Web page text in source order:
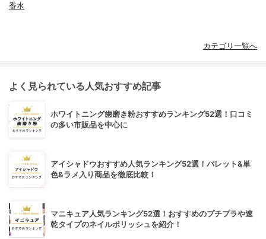
香水
カテゴリ一覧へ
よく見られている人気おすすめ記事
ホワイトニング歯磨き粉おすすめランキング52選！口コミ
の多い市販品を中心に
アイシャドウおすすめ人気ランキング52選！パレット&単
色&ラメ入り商品を徹底比較！
マニキュア人気ランキング52選！おすすめのプチプラや速
乾タイプのネイルポリッシュを紹介！